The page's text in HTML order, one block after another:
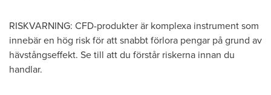
RISKVARNING: CFD-produkter är komplexa instrument som
innebär en hög risk för att snabbt förlora pengar på grund av
hävstångseffekt. Se till att du förstår riskerna innan du
handlar.